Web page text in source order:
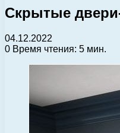
Скрытые
04.12.2022
0 Время чтения: 5 мин.